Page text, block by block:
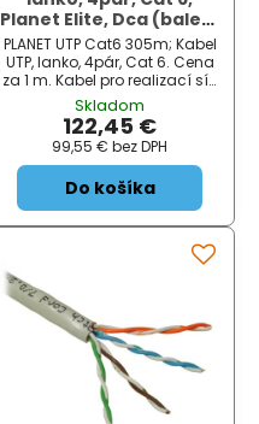
Planet Elite, Dca (balení
305m)
PLANET UTP Cat6 305m; Kabel
UTP, lanko, 4pár, Cat 6. Cena
za 1 m. Kabel pro realizací sítí
Fast Ethernet (IEEE 802.3u),
Gigabit Ethernet (IEEE
802.3ab), 10Gbit Ethernet
10GBASET, Ethernet (IEEE
802.3), 100 VgAnyLAN...
Skladom
122,45 €
99,55 € bez DPH
Do košíka